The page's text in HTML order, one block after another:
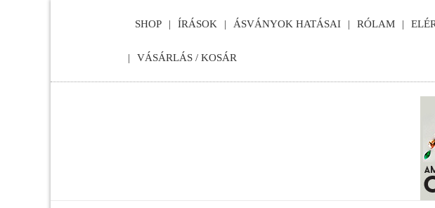
SHOP ÍRÁSOK ÁSVÁNYOK HATÁSAI RÓLAM
VÁSÁRLÁS / KOSÁR